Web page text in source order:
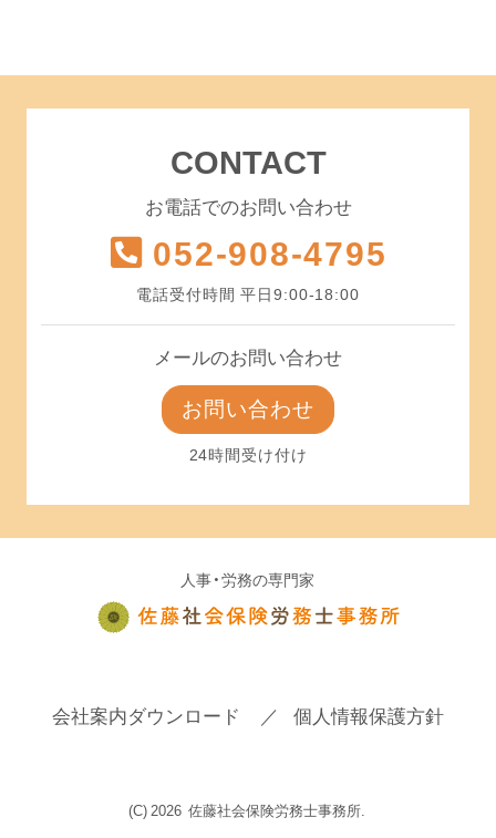
CONTACT
お電話でのお問い合わせ
052-908-4795
電話受付時間 平日9:00-18:00
メールのお問い合わせ
お問い合わせ
24時間受け付け
人事・労務の専門家
会社案内ダウンロード 個人情報保護方針
(C) 2026 佐藤社会保険労務士事務所.